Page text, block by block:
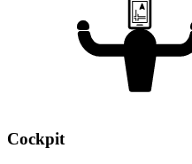
Cockpit